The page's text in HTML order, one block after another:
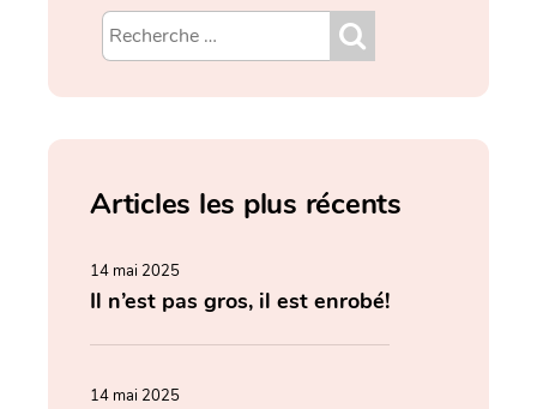
Articles les plus récents
14 mai 2025
Il n’est pas gros, il est enrobé!
14 mai 2025